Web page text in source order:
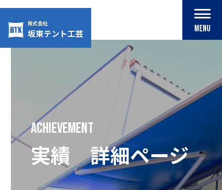
株式会社
坂東テント工芸 MENU
achievement
実績 詳細ページ